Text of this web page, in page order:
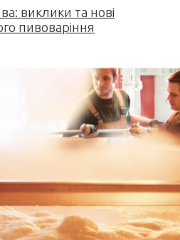
виклики та нові
пивоваріння